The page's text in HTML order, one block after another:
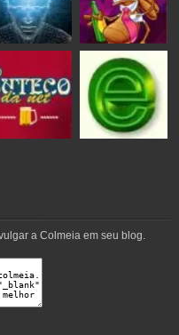
a Colmeia em seu blog.